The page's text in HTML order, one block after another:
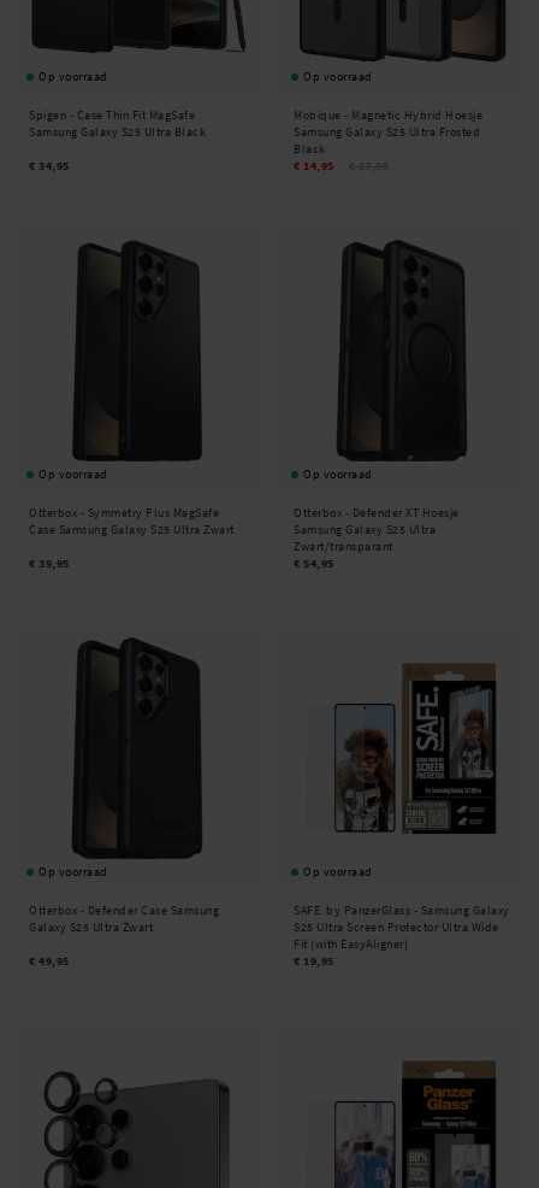
Op voorraad
Spigen - Case Thin Fit MagSafe
Samsung Galaxy S25 Ultra Black
€ 34,95
Op voorraad
Mobique - Magnetic Hybrid Hoesje
Samsung Galaxy S25 Ultra Frosted
Black
€ 14,95
Op voorraad
Otterbox - Symmetry Plus MagSafe
Case Samsung Galaxy S25 Ultra Zwart
€ 39,95
Op voorraad
Otterbox - Defender XT Hoesje
Samsung Galaxy S25 Ultra
Zwart/transparant
€ 54,95
Op voorraad
Otterbox - Defender Case Samsung
Galaxy S25 Ultra Zwart
€ 49,95
Op voorraad
SAFE. by PanzerGlass - Samsung Galaxy
S25 Ultra Screen Protector Ultra Wide
Fit (with EasyAligner)
€ 19,95